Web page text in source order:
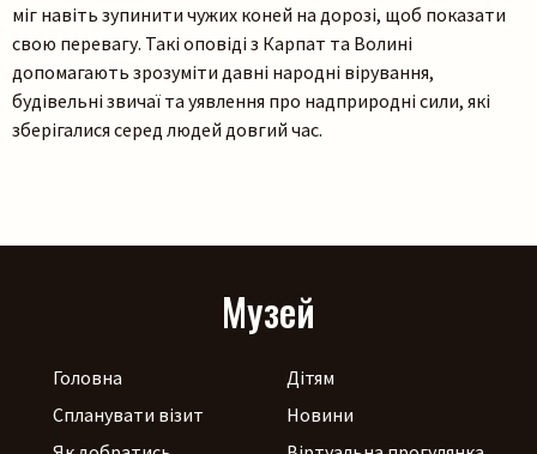
міг навіть зупинити чужих коней на дорозі, щоб показати
свою перевагу. Такі оповіді з Карпат та Волині
допомагають зрозуміти давні народні вірування,
будівельні звичаї та уявлення про надприродні сили, які
зберігалися серед людей довгий час.
Музей
Головна
Спланувати візит
Дітям
Новини